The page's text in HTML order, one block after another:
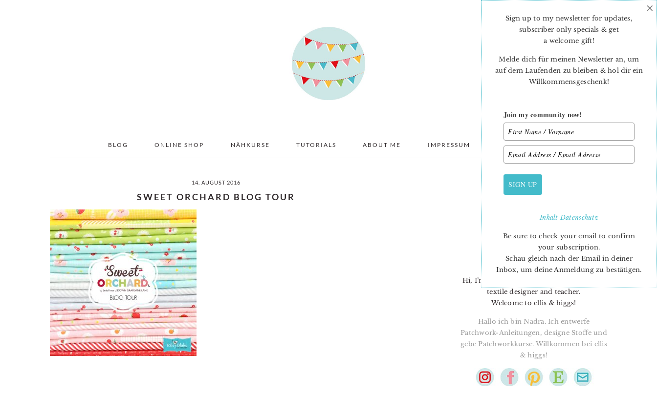
BLOG ONLINE SHOP NÄHKURSE TUTORIALS ABOUT ME IMPRESSUM DATENSCHUTZ
14. AUGUST 2016
SWEET ORCHARD BLOG TOUR
PRIMARY
SIDEBAR
Hi, I’m Nadra. I’m a quilt pattern designer,
textile designer and teacher.
Welcome to ellis & higgs!
Hallo ich bin Nadra. Ich entwerfe
Patchwork-Anleitungen, designe Stoffe und
gebe Patchworkkurse. Willkommen bei ellis
& higgs!
Sign up to my newsletter for updates,
subscriber only specials & get
a welcome gift!
Melde dich für meinen Newsletter an, um
auf dem Laufenden zu bleiben & hol dir ein
Willkommensgeschenk!
Join my community now!
SIGN UP
InhaltDatenschutz
Be sure to check your email to confirm
your subscription.
Schau gleich nach der Email in deiner
Inbox, um deine Anmeldung zu bestätigen.
×